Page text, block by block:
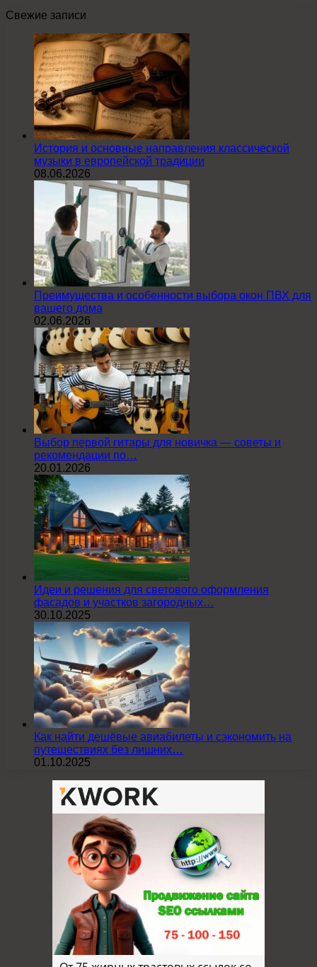
Свежие записи
История и основные направления классической
музыки в европейской традиции
08.06.2026
Преимущества и особенности выбора окон ПВХ для
вашего дома
02.06.2026
Выбор первой гитары для новичка — советы и
рекомендации по…
20.01.2026
Идеи и решения для светового оформления
фасадов и участков загородных…
30.10.2025
Как найти дешёвые авиабилеты и сэкономить на
путешествиях без лишних…
01.10.2025